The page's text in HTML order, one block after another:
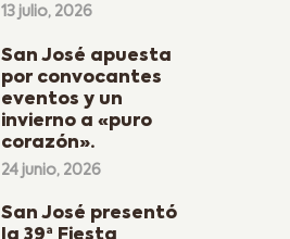
13 julio, 2026
San José apuesta
por convocantes
eventos y un
invierno a «puro
corazón».
24 junio, 2026
San José presentó